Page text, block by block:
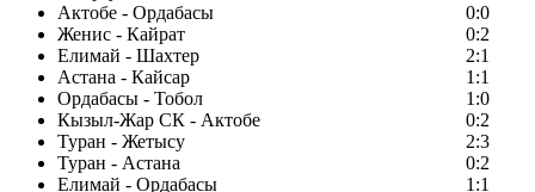
Актобе - Ордабасы
0:0
Женис - Кайрат
0:2
Елимай - Шахтер
2:1
Астана - Кайсар
1:1
Ордабасы - Тобол
1:0
Кызыл-Жар СК - Актобе
0:2
Туран - Жетысу
2:3
Туран - Астана
0:2
Елимай - Ордабасы
1:1